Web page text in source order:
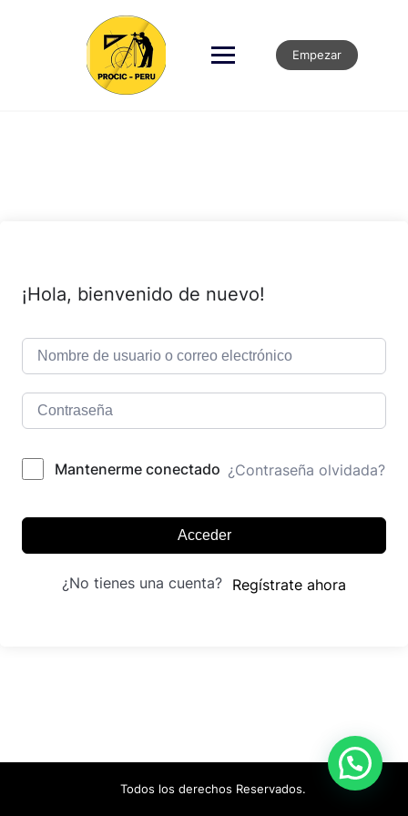
Empezar
¡Hola, bienvenido de nuevo!
Mantenerme conectado ¿Contraseña olvidada?
Acceder
¿No tienes una cuenta? Regístrate ahora
Todos los derechos Reservados.